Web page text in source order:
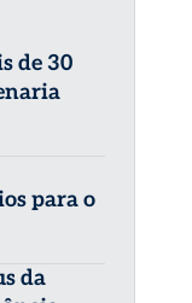
de 30
para o
da